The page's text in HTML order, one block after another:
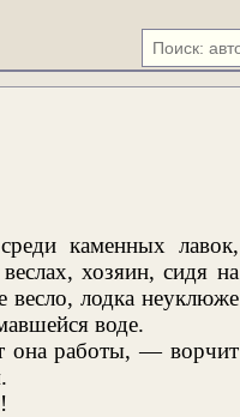
каменных лавок,
хозяин, сидя на
весло, лодка неуклюже
воде.
она работы, — ворчит